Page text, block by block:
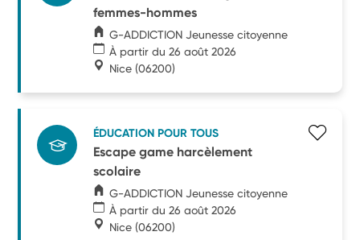
femmes-hommes
G-ADDICTION Jeunesse citoyenne
À partir du 26 août 2026
Nice (06200)
ÉDUCATION POUR TOUS
Escape game harcèlement
scolaire
G-ADDICTION Jeunesse citoyenne
À partir du 26 août 2026
Nice (06200)